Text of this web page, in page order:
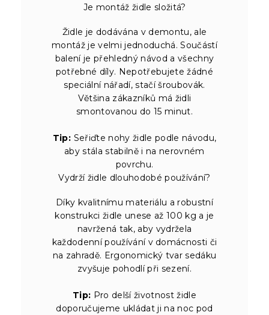
Je montáž židle složitá?
Židle je dodávána v demontu, ale
montáž je velmi jednoduchá. Součástí
balení je přehledný návod a všechny
potřebné díly. Nepotřebujete žádné
speciální nářadí, stačí šroubovák.
Většina zákazníků má židli
smontovanou do 15 minut.
Tip: Seřiďte nohy židle podle návodu,
aby stála stabilně i na nerovném
povrchu.
Vydrží židle dlouhodobé používání?
Díky kvalitnímu materiálu a robustní
konstrukci židle unese až 100 kg a je
navržená tak, aby vydržela
každodenní používání v domácnosti či
na zahradě. Ergonomický tvar sedáku
zvyšuje pohodlí při sezení.
Tip: Pro delší životnost židle
doporučujeme ukládat ji na noc pod